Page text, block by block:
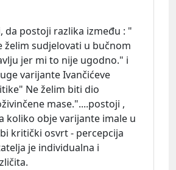
da postoji razlika između : "
želim sudjelovati u bučnom
jer mi to nije ugodno." i
varijante Ivančićeve
Ne želim biti dio
mase."....postoji ,
koliko obje varijante imale u
kritički osvrt - percepcija
je individualna i